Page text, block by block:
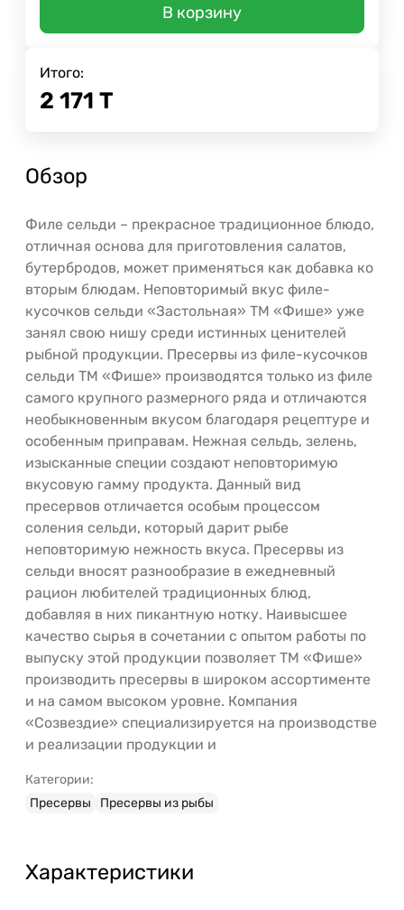
В корзину
Итого:
2 171 Т
Обзор
Филе сельди – прекрасное традиционное блюдо,
отличная основа для приготовления салатов,
бутербродов, может применяться как добавка ко
вторым блюдам. Неповторимый вкус филе-
кусочков сельди «Застольная» ТМ «Фише» уже
занял свою нишу среди истинных ценителей
рыбной продукции. Пресервы из филе-кусочков
сельди ТМ «Фише» производятся только из филе
самого крупного размерного ряда и отличаются
необыкновенным вкусом благодаря рецептуре и
особенным приправам. Нежная сельдь, зелень,
изысканные специи создают неповторимую
вкусовую гамму продукта. Данный вид
пресервов отличается особым процессом
соления сельди, который дарит рыбе
неповторимую нежность вкуса. Пресервы из
сельди вносят разнообразие в ежедневный
рацион любителей традиционных блюд,
добавляя в них пикантную нотку. Наивысшее
качество сырья в сочетании с опытом работы по
выпуску этой продукции позволяет ТМ «Фише»
производить пресервы в широком ассортименте
и на самом высоком уровне. Компания
«Созвездие» специализируется на производстве
и реализации продукции и
Категории:
Пресервы
Пресервы из рыбы
Характеристики